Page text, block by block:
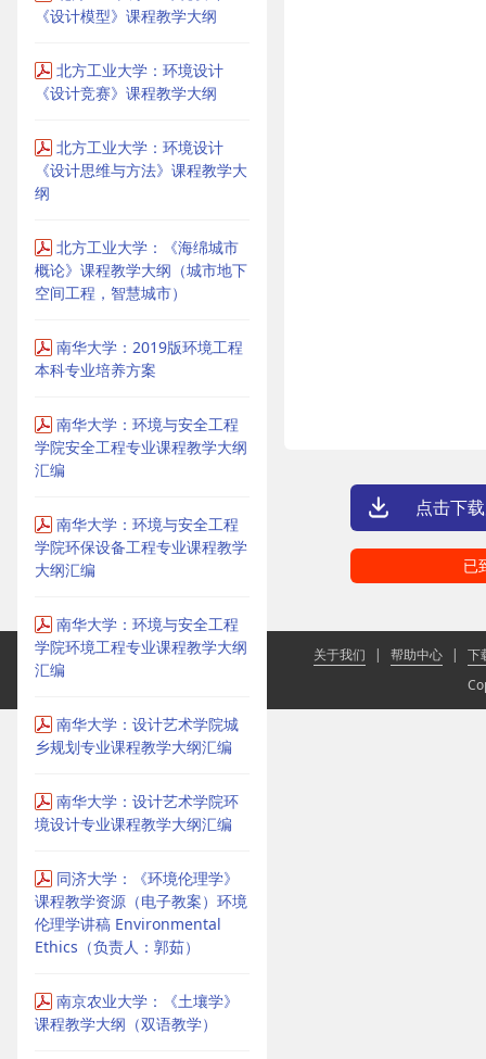
《设计模型》课程教学大纲
北方工业大学：环境设计
《设计竞赛》课程教学大纲
北方工业大学：环境设计
《设计思维与方法》课程教学大
纲
北方工业大学：《海绵城市
概论》课程教学大纲（城市地下
空间工程，智慧城市）
南华大学：2019版环境工程
本科专业培养方案
南华大学：环境与安全工程
学院安全工程专业课程教学大纲
汇编
南华大学：环境与安全工程
学院环保设备工程专业课程教学
大纲汇编
南华大学：环境与安全工程
学院环境工程专业课程教学大纲
汇编
南华大学：设计艺术学院城
乡规划专业课程教学大纲汇编
南华大学：设计艺术学院环
境设计专业课程教学大纲汇编
同济大学：《环境伦理学》
课程教学资源（电子教案）环境
伦理学讲稿 Environmental
Ethics（负责人：郭茹）
南京农业大学：《土壤学》
课程教学大纲（双语教学）
点击下
已
关于我们 | 帮助中心 |
下